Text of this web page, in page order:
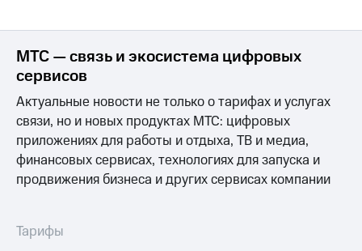
МТС — связь и экосистема цифровых
сервисов
Актуальные новости не только о тарифах и услугах
связи, но и новых продуктах МТС: цифровых
приложениях для работы и отдыха, ТВ и медиа,
финансовых сервисах, технологиях для запуска и
продвижения бизнеса и других сервисах компании
Тарифы